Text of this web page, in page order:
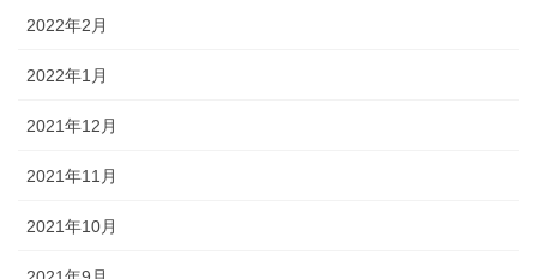
2022年2月
2022年1月
2021年12月
2021年11月
2021年10月